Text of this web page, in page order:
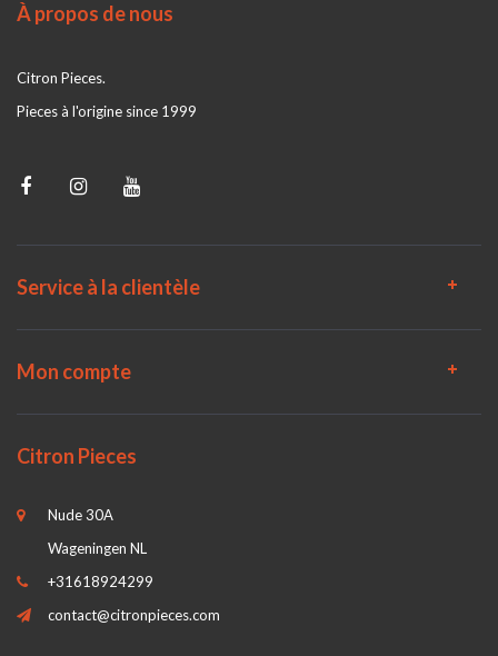
À propos de nous
Citron Pieces.
Pieces à l'origine since 1999
Service à la clientèle
Mon compte
Citron Pieces
Nude 30A
Wageningen NL
+31618924299
contact@citronpieces.com